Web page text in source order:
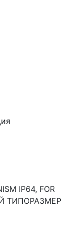
IP64, FOR
ТИПОРАЗМЕР